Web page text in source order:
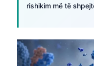
rishikim më të